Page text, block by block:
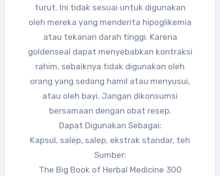
turut. Ini tidak sesuai untuk digunakan
oleh mereka yang menderita hipoglikemia
atau tekanan darah tinggi. Karena
goldenseal dapat menyebabkan kontraksi
rahim, sebaiknya tidak digunakan oleh
orang yang sedang hamil atau menyusui,
atau oleh bayi. Jangan dikonsumsi
bersamaan dengan obat resep.
Dapat Digunakan Sebagai:
Kapsul, salep, salep, ekstrak standar, teh
Sumber:
The Big Book of Herbal Medicine 300